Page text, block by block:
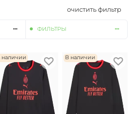
очистить фильтр
ФИЛЬТРЫ
наличии В наличии